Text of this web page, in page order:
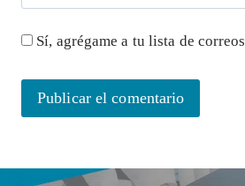
Sí, agrégame a tu lista de correos